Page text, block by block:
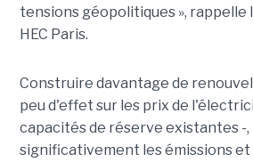
tensions géopolitiques », rappelle
HEC Paris.
Construire davantage de
peu d'effet sur les prix de
capacités de réserve existantes -,
significativement les émissions